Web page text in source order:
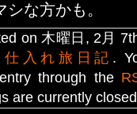
な方かも。
on 木曜日, 2月
仕入れ旅日記 .
through the
are currently